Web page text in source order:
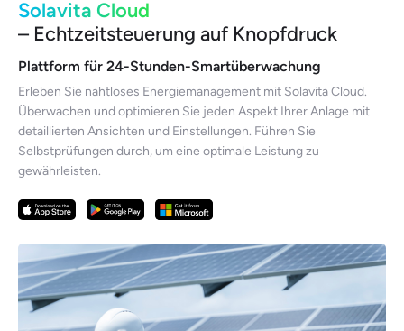
Solavita Cloud
– Echtzeitsteuerung auf Knopfdruck
Plattform für 24-Stunden-Smartüberwachung
Erleben Sie nahtloses Energiemanagement mit Solavita Cloud.
Überwachen und optimieren Sie jeden Aspekt Ihrer Anlage mit
detaillierten Ansichten und Einstellungen. Führen Sie
Selbstprüfungen durch, um eine optimale Leistung zu
gewährleisten.